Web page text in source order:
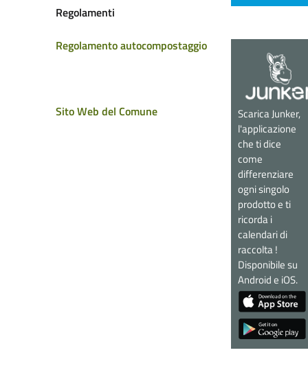
Regolamenti
Regolamento autocompostaggio
Sito Web del Comune
Scarica Junker,
l'applicazione
che ti dice
come
differenziare
ogni singolo
prodotto e ti
ricorda i
calendari di
raccolta !
Disponibile su
Android e iOS.